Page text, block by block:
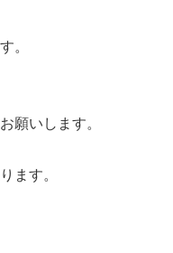
。
願いします。
ます。